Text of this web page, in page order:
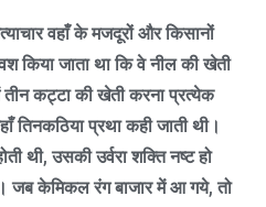
वहाँ के मजदूरों और किसानों
किया जाता था कि वे नील की खेती
कट्टा की खेती करना प्रत्येक
तिनकठिया प्रथा कही जाती थी।
थी,उसकी उर्वरा शक्ति नष्ट हो
जब केमिकल रंग बाजार में आ गये,तो